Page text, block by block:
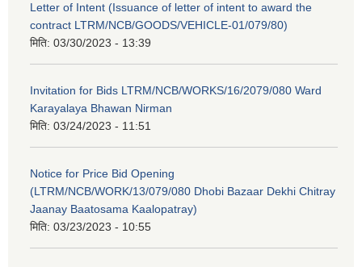
Letter of Intent (Issuance of letter of intent to award the
contract LTRM/NCB/GOODS/VEHICLE-01/079/80)
मिति: 03/30/2023 - 13:39
Invitation for Bids LTRM/NCB/WORKS/16/2079/080 Ward
Karayalaya Bhawan Nirman
मिति: 03/24/2023 - 11:51
Notice for Price Bid Opening
(LTRM/NCB/WORK/13/079/080 Dhobi Bazaar Dekhi Chitray
Jaanay Baatosama Kaalopatray)
मिति: 03/23/2023 - 10:55